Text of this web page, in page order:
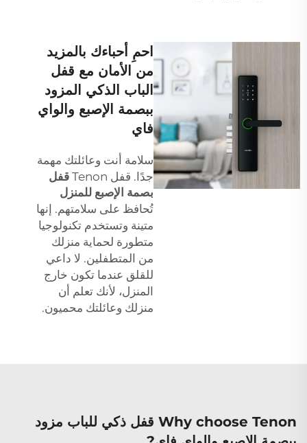
احمِ أحباءك بالمزيد
من الأمان مع قفل
الباب الذكي المزود
ببصمة الإصبع والواي
فاي
سلامة أنت وعائلتك مهمة
جدًا. قفل Tenon
قفل
بصمة الإصبع للمنزل
تُحافظ على سلامتهم. إنها
متينة وتستخدم تكنولوجيا
متطورة لحماية منزلك
من المتطفلين. لا داعي
للقلق عندما تكون خارج
المنزل، لأنك تعلم أن
منزلك وعائلتك محميون.
Why choose Tenon قفل ذكي للباب مزود